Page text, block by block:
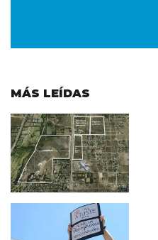
MÁS LEÍDAS
Imagen